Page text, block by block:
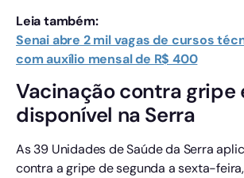
Leia também:
Senai abre 2 mil vagas de cursos
com auxílio mensal de R$ 400
Vacinação contra gripe
disponível na Serra
As 39 Unidades de Saúde da Serra
contra a gripe de segunda a sexta-